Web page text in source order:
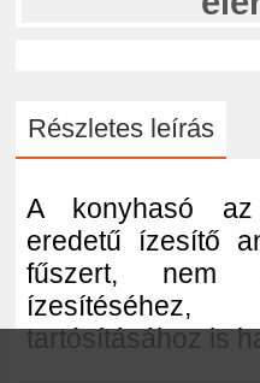
Részletes leírás
A konyhasó az
eredetű ízesítő
fűszert, nem
tartósításához is